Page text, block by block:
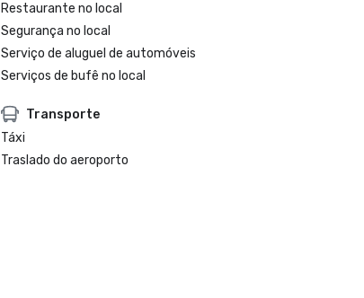
Restaurante no local
Segurança no local
Serviço de aluguel de automóveis
Serviços de bufê no local
Transporte
Táxi
Traslado do aeroporto